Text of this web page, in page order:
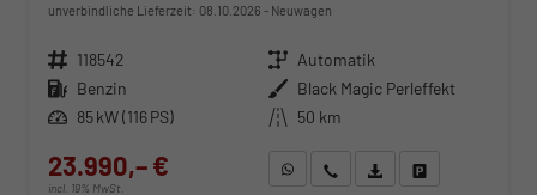
unverbindliche Lieferzeit: 08.10.2026 Neuwagen
Fahrzeugnr. 118542 Getriebe Automatik
Kraftstoff Benzin Außenfarbe Black Magic Perleffekt
Leistung 85 kW (116 PS) Kilometerstand 50 km
23.990,– €
incl. 19% MwSt.
WhatsApp anfragen
Wir rufen Sie anFahrzeugexposé (PDF)